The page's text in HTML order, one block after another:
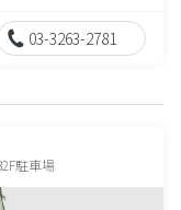
03-3263-2781
駐車場